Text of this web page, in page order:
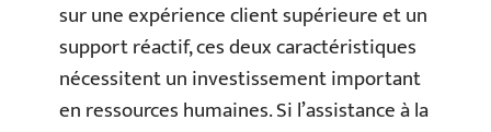
sur une expérience client supérieure et un
support réactif, ces deux caractéristiques
nécessitent un investissement important
en ressources humaines. Si l’assistance à la